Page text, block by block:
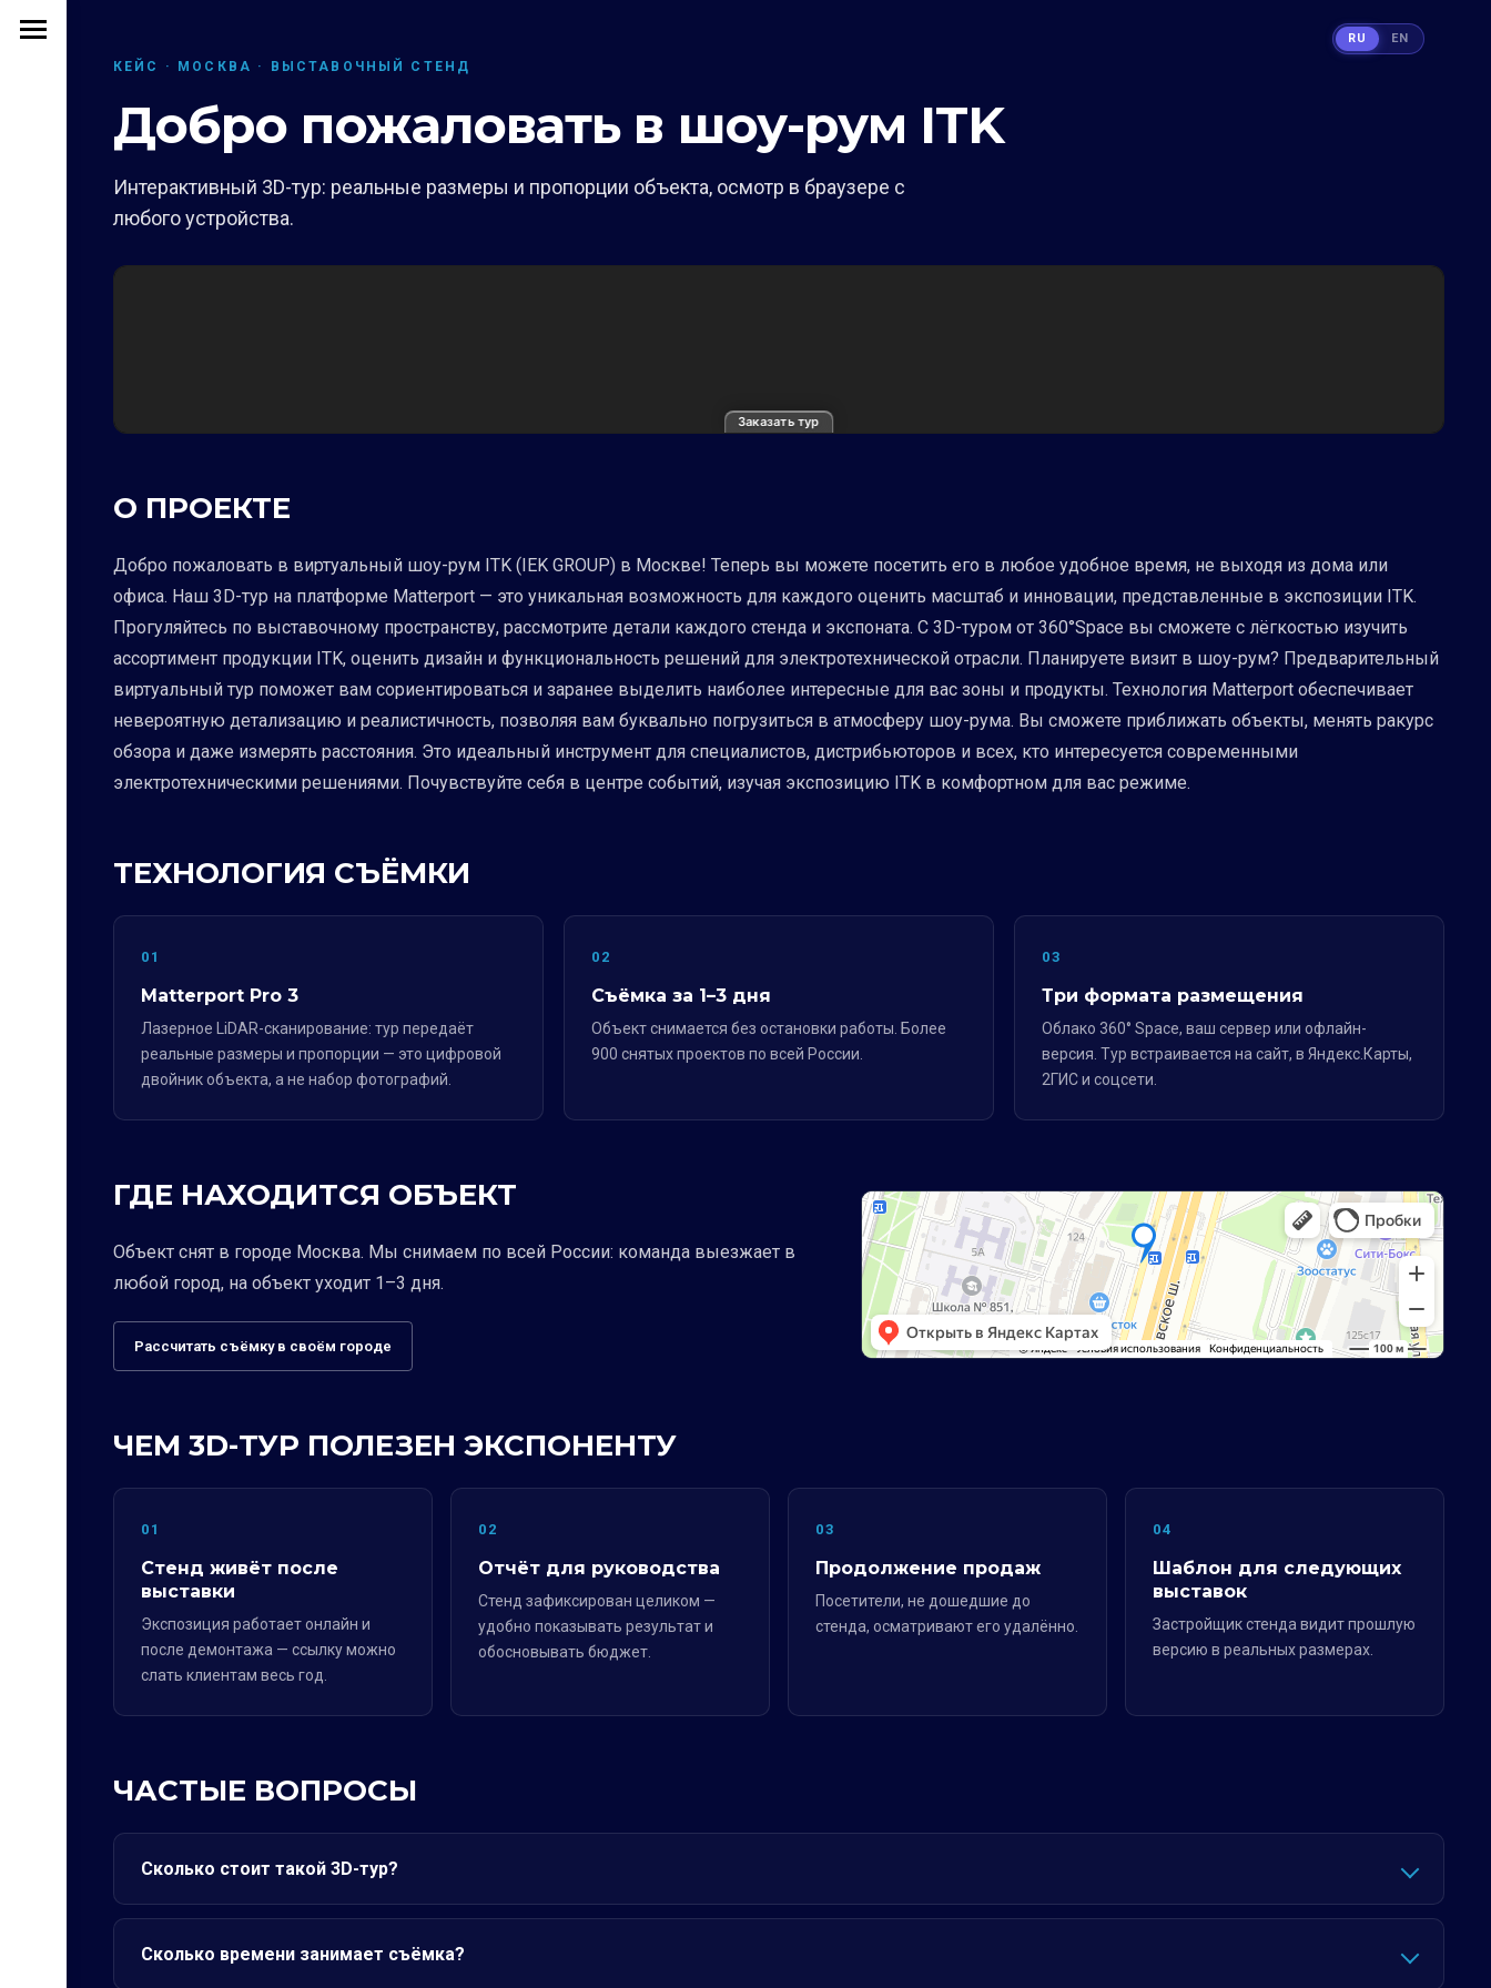
КЕЙС · МОСКВА · ВЫСТАВОЧНЫЙ СТЕНД
Добро пожаловать в шоу-рум ITK
Интерактивный 3D-тур: реальные размеры и пропорции объекта, осмотр в браузере с
любого устройства.
Заказать тур
О ПРОЕКТЕ
Добро пожаловать в виртуальный шоу-рум ITK (IEK GROUP) в Москве! Теперь вы можете посетить его в любое удобное время, не выходя из дома или
офиса. Наш 3D-тур на платформе Matterport — это уникальная возможность для каждого оценить масштаб и инновации, представленные в экспозиции ITK.
Прогуляйтесь по выставочному пространству, рассмотрите детали каждого стенда и экспоната. С 3D-туром от 360°Space вы сможете с лёгкостью изучить
ассортимент продукции ITK, оценить дизайн и функциональность решений для электротехнической отрасли. Планируете визит в шоу-рум? Предварительный
виртуальный тур поможет вам сориентироваться и заранее выделить наиболее интересные для вас зоны и продукты. Технология Matterport обеспечивает
невероятную детализацию и реалистичность, позволяя вам буквально погрузиться в атмосферу шоу-рума. Вы сможете приближать объекты, менять ракурс
обзора и даже измерять расстояния. Это идеальный инструмент для специалистов, дистрибьюторов и всех, кто интересуется современными
электротехническими решениями. Почувствуйте себя в центре событий, изучая экспозицию ITK в комфортном для вас режиме.
ТЕХНОЛОГИЯ СЪЁМКИ
01
Matterport Pro 3
Лазерное LiDAR-сканирование: тур передаёт
реальные размеры и пропорции — это цифровой
двойник объекта, а не набор фотографий.
02
Съёмка за 1–3 дня
Объект снимается без остановки работы. Более
900 снятых проектов по всей России.
03
Три формата размещения
Облако 360° Space, ваш сервер или офлайн-
версия. Тур встраивается на сайт, в Яндекс.Карты,
2ГИС и соцсети.
ГДЕ НАХОДИТСЯ ОБЪЕКТ
Объект снят в городе Москва. Мы снимаем по всей России: команда выезжает в
любой город, на объект уходит 1–3 дня.
Рассчитать съёмку в своём городе
ЧЕМ 3D-ТУР ПОЛЕЗЕН ЭКСПОНЕНТУ
01
Стенд живёт после
выставки
Экспозиция работает онлайн и
после демонтажа — ссылку можно
слать клиентам весь год.
02
Отчёт для руководства
Стенд зафиксирован целиком —
удобно показывать результат и
обосновывать бюджет.
03
Продолжение продаж
Посетители, не дошедшие до
стенда, осматривают его удалённо.
04
Шаблон для следующих
выставок
Застройщик стенда видит прошлую
версию в реальных размерах.
ЧАСТЫЕ ВОПРОСЫ
Сколько стоит такой 3D-тур?
Сколько времени занимает съёмка?
RU EN